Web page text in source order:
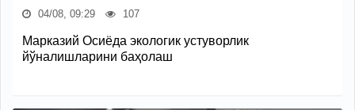
04/08, 09:29 107
Марказий Осиёда экологик устуворлик
йўналишларини баҳолаш